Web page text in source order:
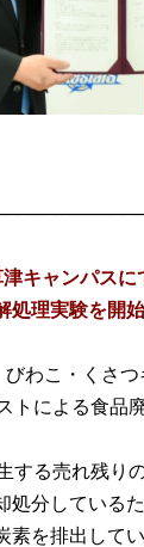
津キャンパス
処理実験を開始
わこ・くさつ
トによる食品
する売れ残り
処分している
素を排出して